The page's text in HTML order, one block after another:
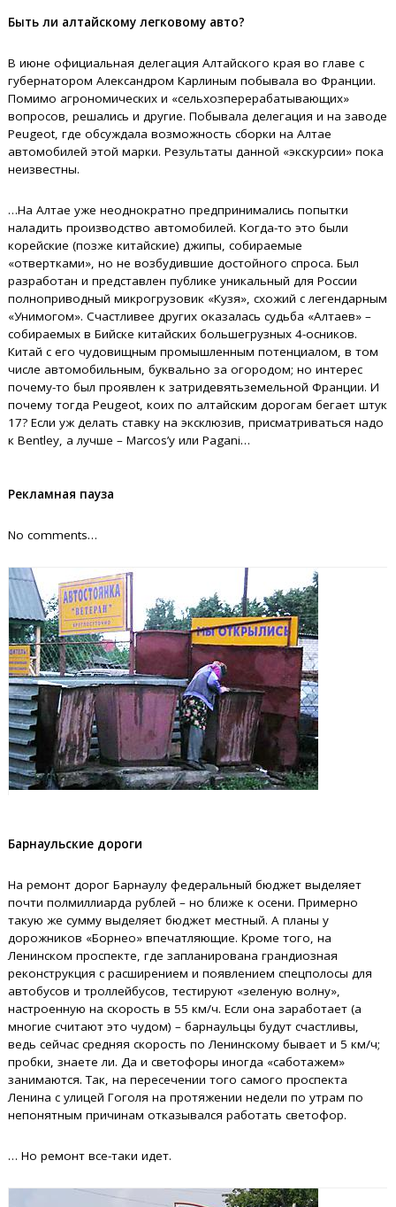
Быть ли алтайскому легковому авто?
В июне официальная делегация Алтайского края во главе с
губернатором Александром Карлиным побывала во Франции.
Помимо агрономических и «сельхозперерабатывающих»
вопросов, решались и другие. Побывала делегация и на заводе
Peugeot, где обсуждала возможность сборки на Алтае
автомобилей этой марки. Результаты данной «экскурсии» пока
неизвестны.
…На Алтае уже неоднократно предпринимались попытки
наладить производство автомобилей. Когда-то это были
корейские (позже китайские) джипы, собираемые
«отвертками», но не возбудившие достойного спроса. Был
разработан и представлен публике уникальный для России
полноприводный микрогрузовик «Кузя», схожий с легендарным
«Унимогом». Счастливее других оказалась судьба «Алтаев» –
собираемых в Бийске китайских большегрузных 4-осников.
Китай с его чудовищным промышленным потенциалом, в том
числе автомобильным, буквально за огородом; но интерес
почему-то был проявлен к затридевятьземельной Франции. И
почему тогда Peugeot, коих по алтайским дорогам бегает штук
17? Если уж делать ставку на эксклюзив, присматриваться надо
к Bentley, а лучше – Marcos’у или Pagani…
Рекламная пауза
No comments…
Барнаульские дороги
На ремонт дорог Барнаулу федеральный бюджет выделяет
почти полмиллиарда рублей – но ближе к осени. Примерно
такую же сумму выделяет бюджет местный. А планы у
дорожников «Борнео» впечатляющие. Кроме того, на
Ленинском проспекте, где запланирована грандиозная
реконструкция с расширением и появлением спецполосы для
автобусов и троллейбусов, тестируют «зеленую волну»,
настроенную на скорость в 55 км/ч. Если она заработает (а
многие считают это чудом) – барнаульцы будут счастливы,
ведь сейчас средняя скорость по Ленинскому бывает и 5 км/ч;
пробки, знаете ли. Да и светофоры иногда «саботажем»
занимаются. Так, на пересечении того самого проспекта
Ленина с улицей Гоголя на протяжении недели по утрам по
непонятным причинам отказывался работать светофор.
… Но ремонт все-таки идет.